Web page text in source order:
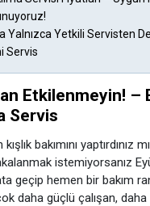
Yalnızca Yetkili Servisten
Servis
Etkilenmeyin! –
Servis
bakımını yaptırdınız
istemiyorsanız
geçip hemen bir bakım
daha güçlü çalışan, daha